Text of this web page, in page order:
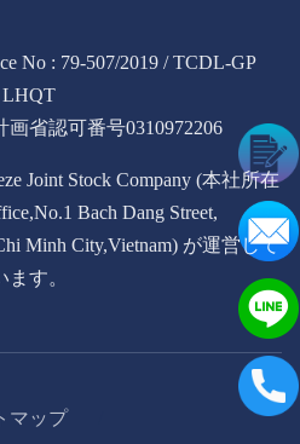
No : 79-507/2019 / TCDL-GP
LHQT
省認可番号0310972206
Joint Stock Company (本社所在
Bach Dang Street,
Minh City,Vietnam) が運営して
ます。
マップ